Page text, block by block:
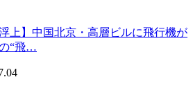
上】中国北京・高層ビルに飛行機が
“飛…